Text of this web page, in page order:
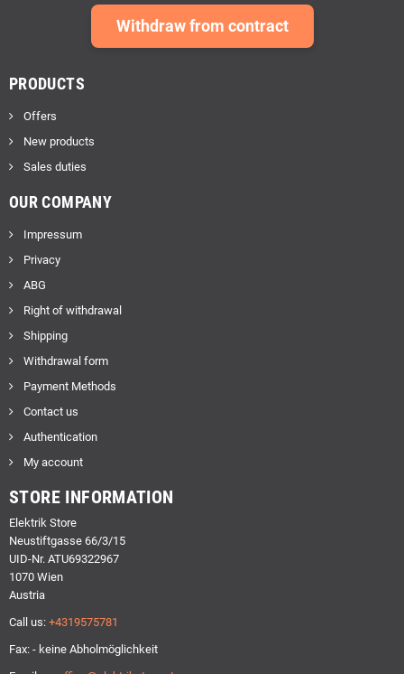
Withdraw from contract
PRODUCTS
Offers
New products
Sales duties
OUR COMPANY
Impressum
Privacy
ABG
Right of withdrawal
Shipping
Withdrawal form
Payment Methods
Contact us
Authentication
My account
STORE INFORMATION
Elektrik Store
Neustiftgasse 66/3/15
UID-Nr. ATU69322967
1070 Wien
Austria
Call us: +4319575781
Fax: - keine Abholmöglichkeit